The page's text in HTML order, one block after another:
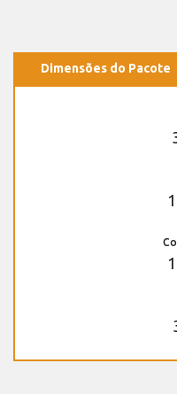
Dimensões do Pacote